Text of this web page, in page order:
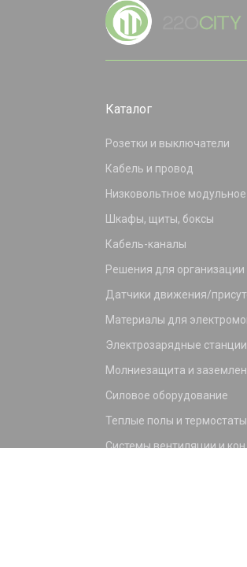
Каталог
Розетки и выключатели
Кабель и провод
Низковольтное
Шкафы, щиты, боксы
Кабель-каналы
Решения для организации
Датчики движения/
Материалы для
Электрозарядные станции
Молниезащита и
Силовое оборудование
Теплые полы и термостаты
Системы вентиляции и